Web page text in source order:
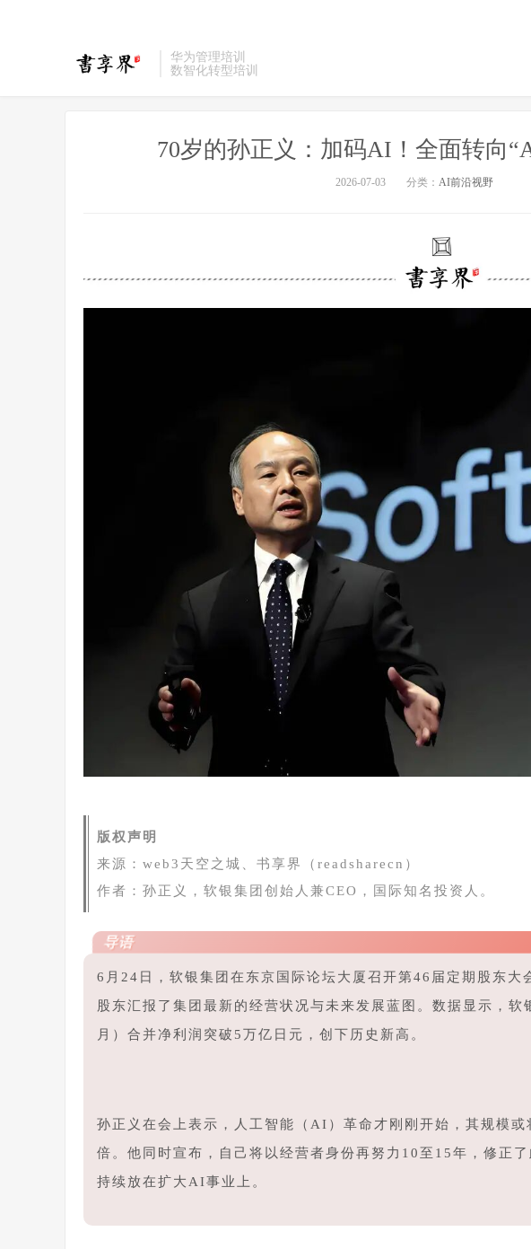
华为管理培训
数智化转型培训
70岁的孙正义：加码AI！全面转向
2026-07-03 分类： AI前沿视野
版权声明
来源：web3天空之城、书享界（readsharecn）
作者：孙正义，软银集团创始人兼CEO
，国际知名投资人。
导语
6月24日， 软银集团 在东京国际论坛大厦召开第46届定期股东大
股东汇报了集团最新的经营状况与未来发展蓝图。数据显示，
月）合并净利润突破5万亿日元，创下历史新高。
孙正义在会上表示，人工智能（AI）革命才刚刚开始，其规模
倍。他同时宣布，自己将以经营者身份再努力10至15年，修正
持续放在扩大AI事业上。